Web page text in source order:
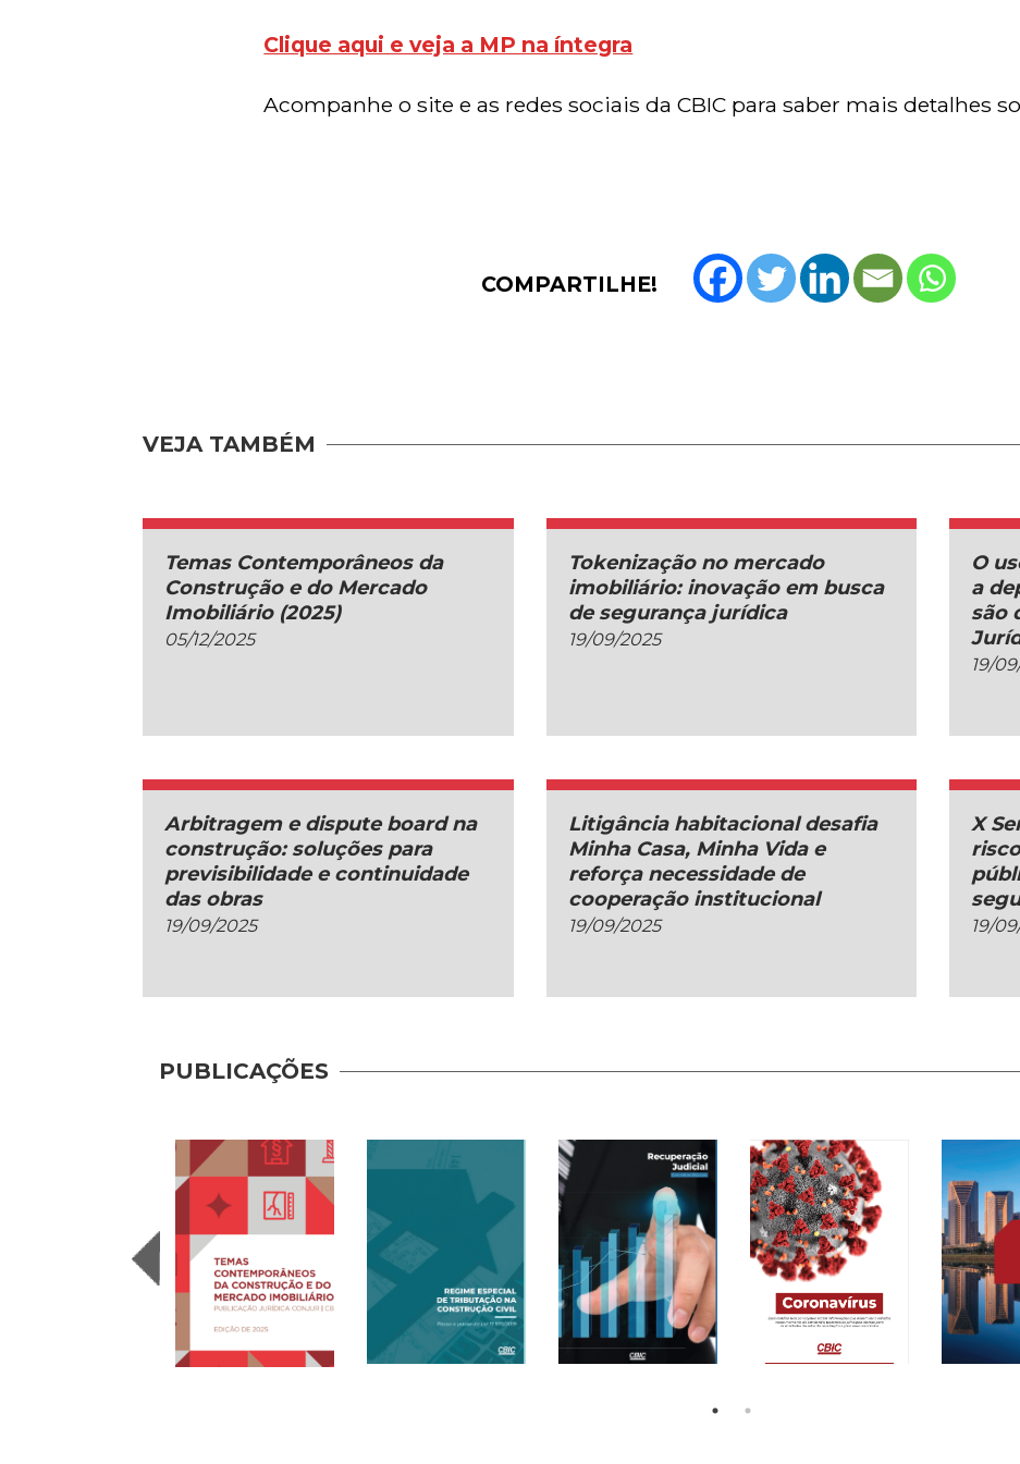
Clique aqui e veja a MP na íntegra
Acompanhe o site e as redes sociais da CBIC para saber mais detalhes
COMPARTILHE!
VEJA TAMBÉM
Temas Contemporâneos da
Construção e do Mercado
Imobiliário (2025)
05/12/2025
Tokenização no mercado
imobiliário: inovação em busca
de segurança jurídica
19/09/2025
O
a
são
19/
Arbitragem e dispute board na
construção: soluções para
previsibilidade e continuidade
das obras
19/09/2025
Litigância habitacional desafia
Minha Casa, Minha Vida e
reforça necessidade de
cooperação institucional
19/09/2025
X
19/
PUBLICAÇÕES